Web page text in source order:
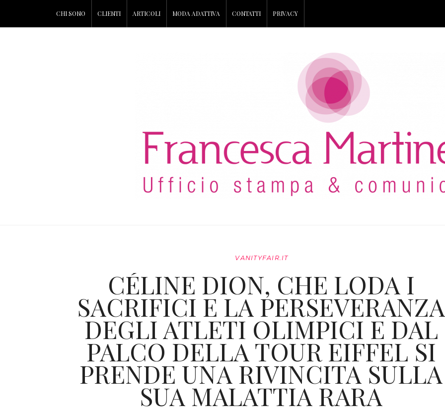
CHI SONO CLIENTI ARTICOLI MODA ADATTIVA CONTATTI PRIVACY
VANITYFAIR.IT
CÉLINE DION, CHE LODA I
SACRIFICI E LA PERSEVERANZA
DEGLI ATLETI OLIMPICI E DAL
PALCO DELLA TOUR EIFFEL SI
PRENDE UNA RIVINCITA SULLA
SUA MALATTIA RARA